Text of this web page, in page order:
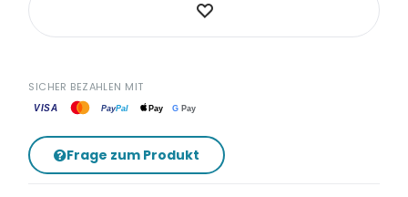
SICHER BEZAHLEN MIT
VISA PayPal Pay G Pay
Frage zum Produkt